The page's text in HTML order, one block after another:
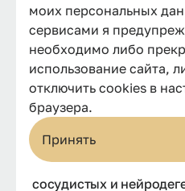
моих персональных
сервисами я
необходимо либо
использование сайта,
отключить cookies в
браузера.
Принять
БАДы для
сосудистых и